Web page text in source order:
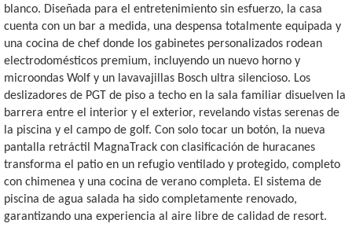
blanco. Diseñada para el entretenimiento sin esfuerzo, la casa
cuenta con un bar a medida, una despensa totalmente equipada y
una cocina de chef donde los gabinetes personalizados rodean
electrodomésticos premium, incluyendo un nuevo horno y
microondas Wolf y un lavavajillas Bosch ultra silencioso. Los
deslizadores de PGT de piso a techo en la sala familiar disuelven la
barrera entre el interior y el exterior, revelando vistas serenas de
la piscina y el campo de golf. Con solo tocar un botón, la nueva
pantalla retráctil MagnaTrack con clasificación de huracanes
transforma el patio en un refugio ventilado y protegido, completo
con chimenea y una cocina de verano completa. El sistema de
piscina de agua salada ha sido completamente renovado,
garantizando una experiencia al aire libre de calidad de resort.